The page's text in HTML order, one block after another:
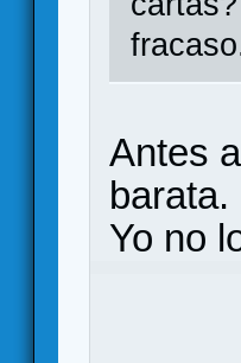
Antes
barata.
Yo no